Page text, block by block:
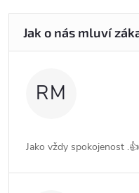
RM
Jako vždy spokojenost